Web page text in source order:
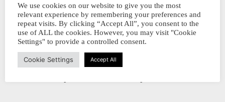
extra stevig.
De katernen zijn genaaid en bestaan uit ivoire papier,
100grm², heel licht vergé zeef.
Het papier is geschikt voor bijna alle verschillende
We use cookies on our website to give you the most
relevant experience by remembering your preferences and
repeat visits. By clicking “Accept All”, you consent to the
use of ALL the cookies. However, you may visit "Cookie
Settings" to provide a controlled consent.
Cookie Settings Accept All